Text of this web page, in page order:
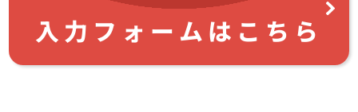
入力フォームはこちら